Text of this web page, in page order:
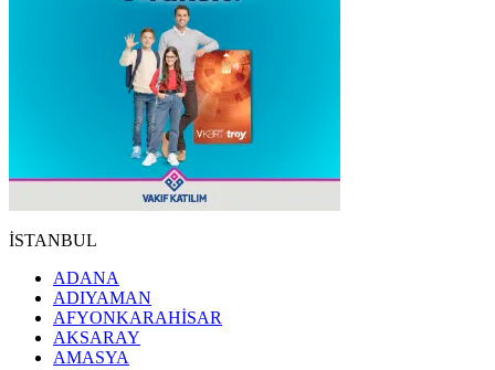
İSTANBUL
ADANA
ADIYAMAN
AFYONKARAHİSAR
AKSARAY
AMASYA